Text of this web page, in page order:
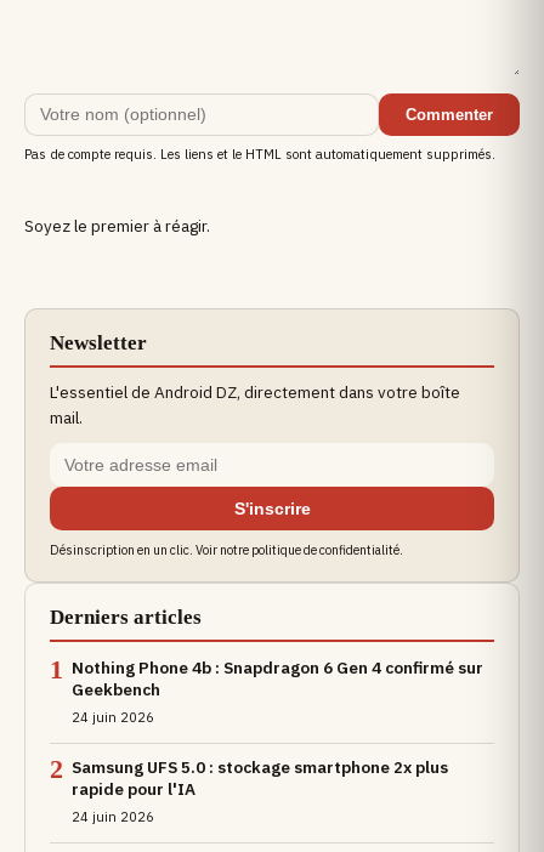
Commenter
Pas de compte requis. Les liens et le HTML sont automatiquement supprimés.
Soyez le premier à réagir.
Newsletter
L'essentiel de Android DZ, directement dans votre boîte
mail.
S'inscrire
Désinscription en un clic. Voir notre politique de confidentialité.
Derniers articles
1 Nothing Phone 4b : Snapdragon 6 Gen 4 confirmé sur
Geekbench
24 juin 2026
2 Samsung UFS 5.0 : stockage smartphone 2x plus
rapide pour l'IA
24 juin 2026